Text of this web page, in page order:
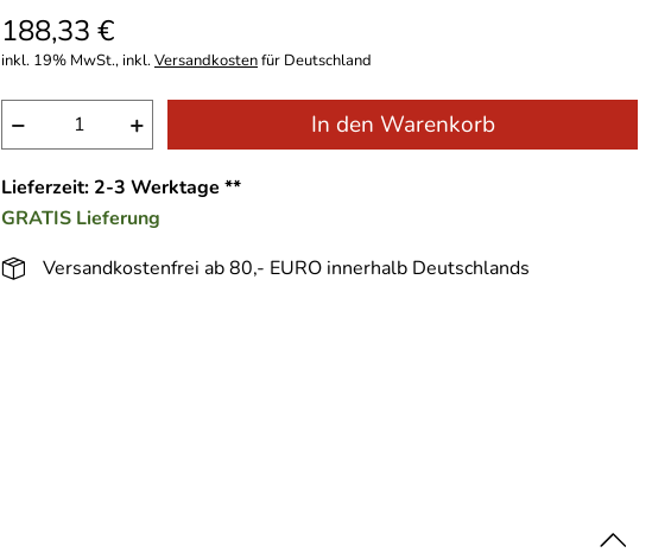
188,33 €
inkl. 19% MwSt., inkl.Versandkostenfür Deutschland
− + In den Warenkorb
Lieferzeit: 2-3 Werktage **
GRATIS Lieferung
Versandkostenfrei ab 80,- EURO innerhalb Deutschlands